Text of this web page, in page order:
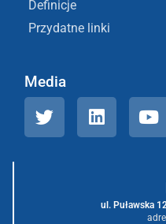
Definicje
Przydatne linki
Media
ul. Puławska